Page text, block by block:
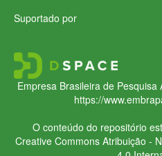
Suportado por
Empresa Brasileira de
https://
O conteúdo do repositório
Creative CommonsAtribuição -